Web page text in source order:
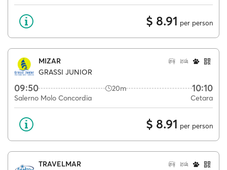
$ 8.91 per person
MIZAR
GRASSI JUNIOR
09:50 20m 10:10
Salerno Molo Concordia Cetara
$ 8.91 per person
TRAVELMAR